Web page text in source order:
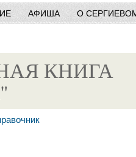
АФИША О
КНИГА